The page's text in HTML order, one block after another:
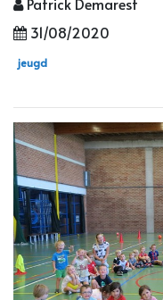
31/08/2020
jeugd